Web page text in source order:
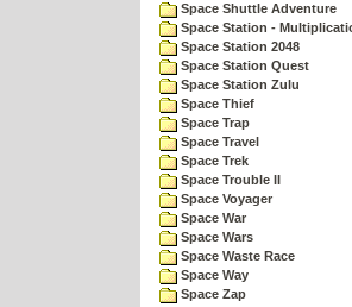
Space Shuttle Adventure
Space Station -
Space Station 2048
Space Station Quest
Space Station Zulu
Space Thief
Space Trap
Space Travel
Space Trek
Space Trouble II
Space Voyager
Space War
Space Wars
Space Waste Race
Space Way
Space Zap